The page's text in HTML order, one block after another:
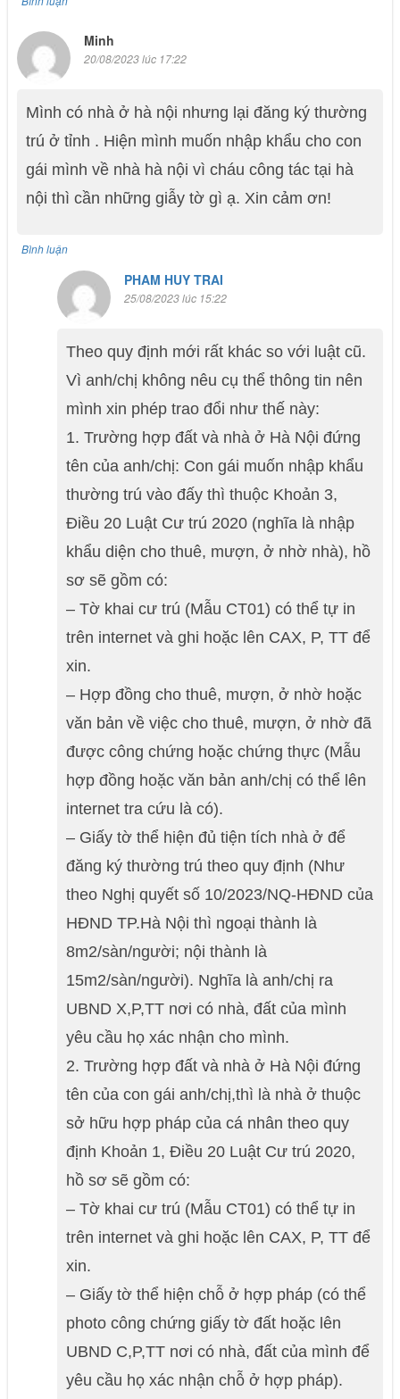
Minh
20/08/2023 lúc 17:22
Mình có nhà ở hà nội nhưng lại đăng ký thường
trú ở tỉnh . Hiện mình muốn nhập khẩu cho con
gái mình về nhà hà nội vì cháu công tác tại hà
nội thì cần những giẫy tờ gì ạ. Xin cảm ơn!
Bình luận
PHAM HUY TRAI
25/08/2023 lúc 15:22
Theo quy định mới rất khác so với luật cũ.
Vì anh/chị không nêu cụ thể thông tin nên
mình xin phép trao đổi như thế này:
1. Trường hợp đất và nhà ở Hà Nội đứng
tên của anh/chị: Con gái muốn nhập khẩu
thường trú vào đấy thì thuộc Khoản 3,
Điều 20 Luật Cư trú 2020 (nghĩa là nhập
khẩu diện cho thuê, mượn, ở nhờ nhà), hồ
sơ sẽ gồm có:
– Tờ khai cư trú (Mẫu CT01) có thể tự in
trên internet và ghi hoặc lên CAX, P, TT để
xin.
– Hợp đồng cho thuê, mượn, ở nhờ hoặc
văn bản về việc cho thuê, mượn, ở nhờ đã
được công chứng hoặc chứng thực (Mẫu
hợp đồng hoặc văn bản anh/chị có thể lên
internet tra cứu là có).
– Giấy tờ thể hiện đủ tiện tích nhà ở để
đăng ký thường trú theo quy định (Như
theo Nghị quyết số 10/2023/NQ-HĐND của
HĐND TP.Hà Nội thì ngoại thành là
8m2/sàn/người; nội thành là
15m2/sàn/người). Nghĩa là anh/chị ra
UBND X,P,TT nơi có nhà, đất của mình
yêu cầu họ xác nhận cho mình.
2. Trường hợp đất và nhà ở Hà Nội đứng
tên của con gái anh/chị,thì là nhà ở thuộc
sở hữu hợp pháp của cá nhân theo quy
định Khoản 1, Điều 20 Luật Cư trú 2020,
hồ sơ sẽ gồm có:
– Tờ khai cư trú (Mẫu CT01) có thể tự in
trên internet và ghi hoặc lên CAX, P, TT để
xin.
– Giấy tờ thể hiện chỗ ở hợp pháp (có thể
photo công chứng giấy tờ đất hoặc lên
UBND C,P,TT nơi có nhà, đất của mình để
yêu cầu họ xác nhận chỗ ở hợp pháp).